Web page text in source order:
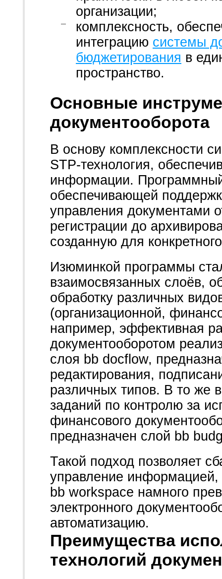
организации;
комплексность,
интеграцию системы
бюджетирования в
пространство.
Основные
документооборота
В основу комплексности
STP-технология,
информации.
обеспечивающей
управления документами
регистрации до
созданную для
Изюминкой программы
взаимосвязанных слоёв,
обработку различных
(организационной,
например, эффективная
документооборотом
слоя bb docflow,
редактирования,
различных типов. В то же
заданий по контролю за
финансового
предназначен слой bb
Такой подход позволяет
управление информацией,
bb workspace намного
электронного
автоматизацию.
Преимущества
технологий